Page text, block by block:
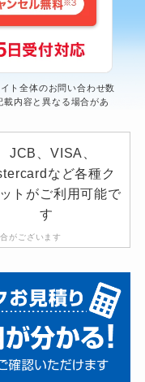
ト全体のお問い合わせ数
内容と異なる場合があ
がございます